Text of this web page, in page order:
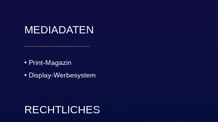
MEDIADATEN
• Print-Magazin
• Display-Werbesystem
RECHTLICHES